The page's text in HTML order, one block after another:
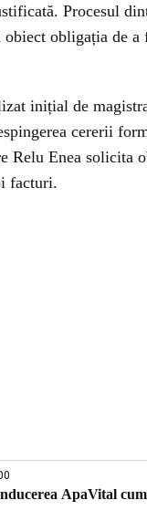
Procesul
obiect obligația de
inițial de
cererii
Relu Enea solicita
facturi.
ApaVital